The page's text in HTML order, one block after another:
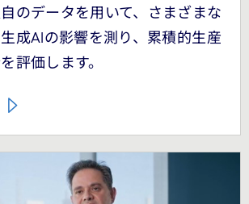
のデータを用いて、さまざまな
成AIの影響を測り、累積的生産
評価します。